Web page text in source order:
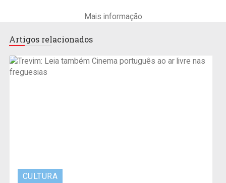
Mais informação
Artigos relacionados
CULTURA